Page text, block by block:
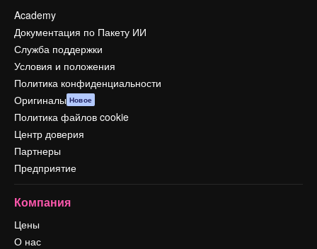
Academy
Документация по Пакету ИИ
Служба поддержки
Условия и положения
Политика конфиденциальности
Оригиналы Новое
Политика файлов cookie
Центр доверия
Партнеры
Предприятие
Компания
Цены
О нас